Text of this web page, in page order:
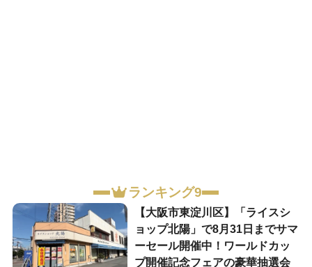
ランキング9
【大阪市東淀川区】「ライスシ
ョップ北陽」で8月31日までサマ
ーセール開催中！ワールドカッ
プ開催記念フェアの豪華抽選会